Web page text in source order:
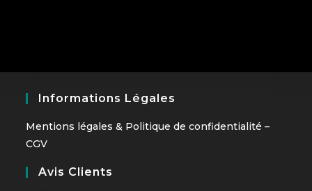
Informations Légales
Mentions légales & Politique de confidentialité–
CGV
Avis Clients